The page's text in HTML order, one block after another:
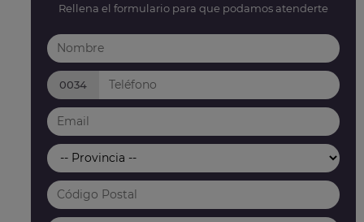
Rellena el formulario para que podamos atenderte
0034